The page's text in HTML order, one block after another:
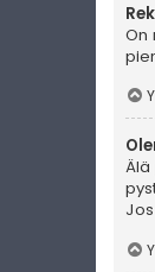
On
Älä